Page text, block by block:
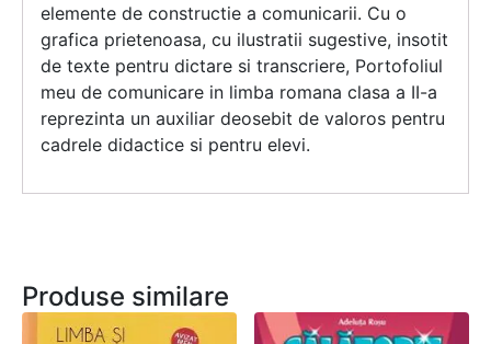
elemente de constructie a comunicarii. Cu o
grafica prietenoasa, cu ilustratii sugestive, insotit
de texte pentru dictare si transcriere, Portofoliul
meu de comunicare in limba romana clasa a II-a
reprezinta un auxiliar deosebit de valoros pentru
cadrele didactice si pentru elevi.
Produse similare